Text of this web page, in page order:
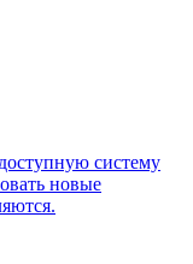
систему
новые